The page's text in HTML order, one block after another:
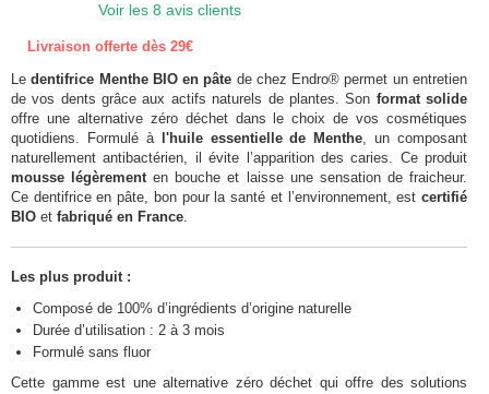
Voir les 8 avis clients
Livraison offerte dès 29€
Ledentifrice Menthe BIO en pâte de chez Endro® permet un entretien
de vos dents grâce aux actifs naturels de plantes. Son format solide
offre une alternative zéro déchet dans le choix de vos cosmétiques
quotidiens. Formulé àl'huile essentielle de Menthe , un composant
naturellement antibactérien, il évite l’apparition des caries. Ce produit
mousse légèrement en bouche et laisse une sensation de fraicheur.
Ce dentifrice en pâte, bon pour la santé et l’environnement, est certifié
BIO et fabriqué en France
Les plus produit :
Composé de 100% d’ingrédients d’origine naturelle
Durée d’utilisation : 2 à 3 mois
Formulé sans fluor
Cette gamme est une alternative zéro déchet qui offre des solutions